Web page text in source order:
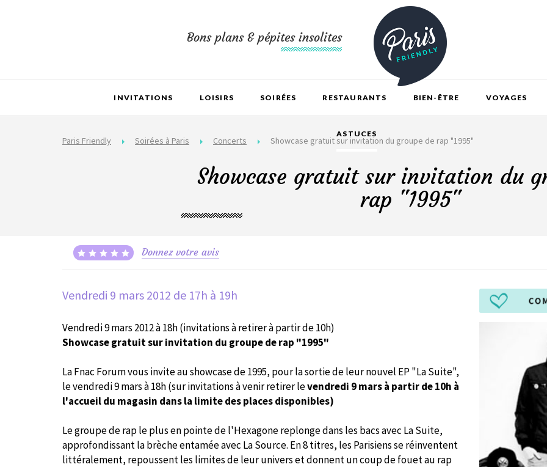
Bons plans & pépites insolites
INVITATIONS LOISIRS SOIRÉES RESTAURANTS BIEN-ÊTRE VOYAGES
ASTUCES
Paris Friendly Soirées à Paris Concerts Showcase gratuit sur invitation du groupe de rap "1995"
Showcase gratuit sur invitation du
rap "1995"
Donnez votre avis
Vendredi 9 mars 2012 de 17h à 19h
Vendredi 9 mars 2012 à 18h (invitations à retirer à partir de 10h)
Showcase gratuit sur invitation du groupe de rap "1995"
La Fnac Forum vous invite au showcase de 1995, pour la sortie de leur nouvel EP "La Suite",
le vendredi 9 mars à 18h (sur invitations à venir retirer levendredi 9 mars à partir de 10h à
l'accueil du magasin dans la limite des places disponibles)
Le groupe de rap le plus en pointe de l'Hexagone replonge dans les bacs avec La Suite,
approfondissant la brèche entamée avec La Source. En 8 titres, les Parisiens se réinventent
littéralement, repoussent les limites de leur univers et donnent un coup de fouet au rap